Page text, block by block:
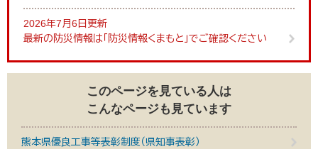
2026年7月6日更新
最新の防災情報は「防災情報くまもと」でご確認ください
このページを見ている人は
こんなページも見ています
熊本県優良工事等表彰制度（県知事表彰）